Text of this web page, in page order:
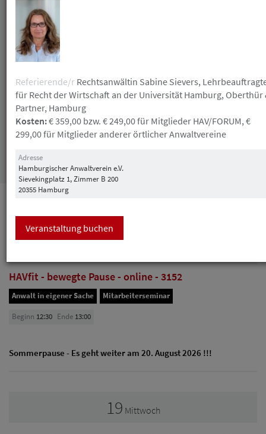
Datum
Referierende/r Rechtsanwältin Sabine Sievers,
für Recht der Wirtschaft an der Universität Hamburg, Oberthür
Partner, Hamburg
Kosten:€ 359,00 bzw. € 249,00 für Mitglieder HAV/FORUM, €
299,00 für Mitglieder anderer örtlicher Anwaltvereine
Adresse
Hamburgischer Anwaltverein e.V.
Sievekingplatz 1, Zimmer B 200
20355 Hamburg
Veranstaltung buchen
HAVfit - bewegte Pause - online - 3152
Anwalt in eigener Sache Mitarbeiterseminar
Beginn 12:30 Ende 13:00
Sommerpause - Es geht weiter am 20. August 2026 !!!
19 Mittwoch